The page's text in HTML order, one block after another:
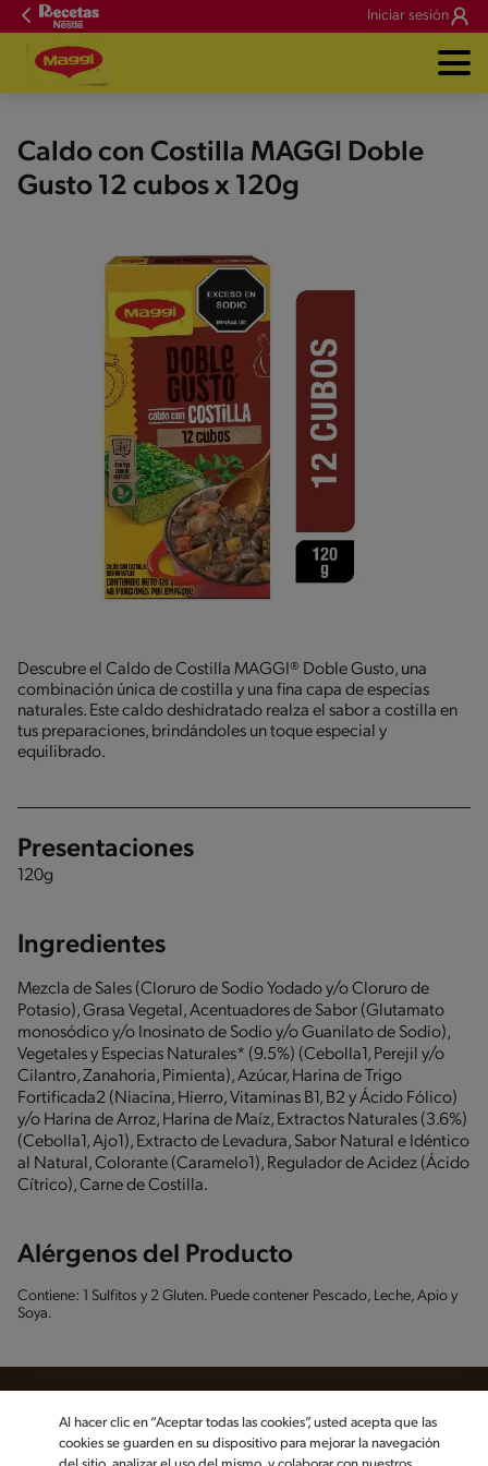
Iniciar sesión
Caldo con Costilla MAGGI Doble
Gusto 12 cubos x 120g
Descubre el Caldo de Costilla MAGGI® Doble Gusto, una
combinación única de costilla y una fina capa de especias
naturales. Este caldo deshidratado realza el sabor a costilla en
tus preparaciones, brindándoles un toque especial y
equilibrado.
Presentaciones
120g
Ingredientes
Mezcla de Sales (Cloruro de Sodio Yodado y/o Cloruro de
Potasio), Grasa Vegetal, Acentuadores de Sabor (Glutamato
monosódico y/o Inosinato de Sodio y/o Guanilato de Sodio),
Vegetales y Especias Naturales* (9.5%) (Cebolla1, Perejil y/o
Cilantro, Zanahoria, Pimienta), Azúcar, Harina de Trigo
Fortificada2 (Niacina, Hierro, Vitaminas B1, B2 y Ácido Fólico)
y/o Harina de Arroz, Harina de Maíz, Extractos Naturales (3.6%)
(Cebolla1, Ajo1), Extracto de Levadura, Sabor Natural e Idéntico
al Natural, Colorante (Caramelo1), Regulador de Acidez (Ácido
Cítrico), Carne de Costilla.
Alérgenos del Producto
Contiene: 1 Sulfitos y 2 Gluten. Puede contener Pescado, Leche, Apio y
Soya.
Al hacer clic en “Aceptar todas las cookies”, usted acepta que las
cookies se guarden en su dispositivo para mejorar la navegación